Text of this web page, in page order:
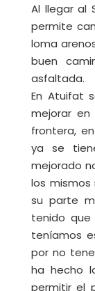
Al llegar al
permite
loma
buen
asfaltada.
En Atuifat
mejorar
frontera,
ya se
mejorado
los
su parte
tenido que
teníamos
por no
ha hecho
permitir el